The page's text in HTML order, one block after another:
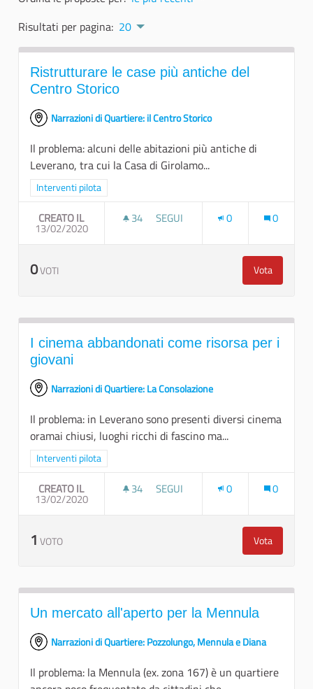
Risultati per pagina: 20
Ristrutturare le case più antiche del
Centro Storico
Narrazioni di Quartiere: il Centro Storico
Il problema: alcuni delle abitazioni più antiche di
Leverano, tra cui la Casa di Girolamo...
Filtra i risultati per categoria: Interventi pilota
Interventi pilota
CREATO IL
13/02/2020
34 34 SOSTENITORI
SEGUI 0 0
0VOTI Vota
I cinema abbandonati come risorsa per i
giovani
Narrazioni di Quartiere: La Consolazione
Il problema: in Leverano sono presenti diversi cinema
oramai chiusi, luoghi ricchi di fascino ma...
Filtra i risultati per categoria: Interventi pilota
Interventi pilota
CREATO IL
13/02/2020
34 34 SOSTENITORI
SEGUI 0 0
1 VOTO Vota
I cinema
Un mercato all'aperto per la Mennula
Narrazioni di Quartiere: Pozzolungo, Mennula e Diana
Il problema: la Mennula (ex. zona 167) è un quartiere